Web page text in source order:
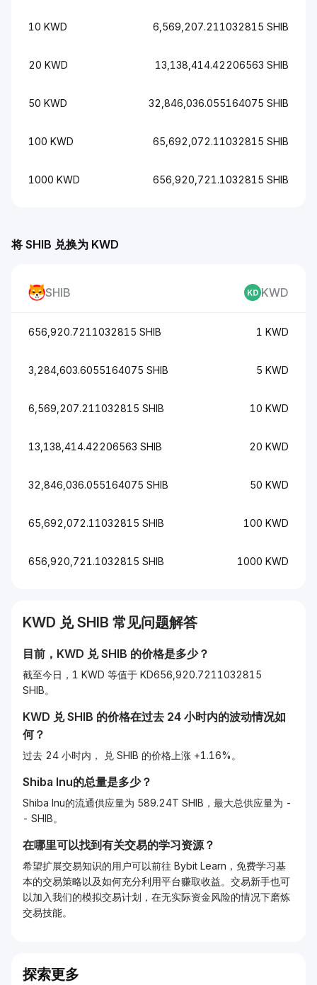
将 SHIB 兑换为 KWD
SHIB KWD
656,920.7211032815 SHIB 1 KWD
3,284,603.6055164075 SHIB 5 KWD
6,569,207.211032815 SHIB 10 KWD
13,138,414.42206563 SHIB 20 KWD
32,846,036.055164075 SHIB 50 KWD
65,692,072.11032815 SHIB 100 KWD
656,920,721.1032815 SHIB 1000 KWD
10 KWD 6,569,207.211032815 SHIB
20 KWD 13,138,414.42206563 SHIB
50 KWD 32,846,036.055164075 SHIB
100 KWD 65,692,072.11032815 SHIB
1000 KWD 656,920,721.1032815 SHIB
KWD 兑SHIB 常见问题解答
目前， KWD 兑SHIB 的价格是多少？
截至今日，1 KWD 等值于 KD656,920.7211032815
SHIB。
KWD 兑SHIB 的价格在过去 24 小时内的波动情况如
何？
过去 24 小时内， 兑 SHIB 的价格上涨 +1.16%。
Shiba Inu的总量是多少？
Shiba Inu的流通供应量为 589.24T SHIB，最大总供应量为 -
- SHIB。
在哪里可以找到有关交易的学习资源？
希望扩展交易知识的用户可以前往 Bybit Learn，免费学习基
本的交易策略以及如何充分利用平台赚取收益。交易新手也可
以加入我们的模拟交易计划，在无实际资金风险的情况下磨炼
交易技能。
探索更多